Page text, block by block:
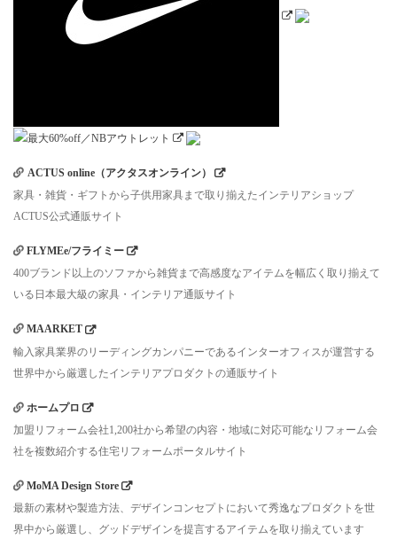
ACTUS online（アクタスオンライン）
家具・雑貨・ギフトから子供用家具まで取り揃えたインテリアショップ
ACTUS公式通販サイト
FLYMEe/フライミー
400ブランド以上のソファから雑貨まで高感度なアイテムを幅広く取り揃えて
いる日本最大級の家具・インテリア通販サイト
MAARKET
輸入家具業界のリーディングカンパニーであるインターオフィスが運営する
世界中から厳選したインテリアプロダクトの通販サイト
ホームプロ
加盟リフォーム会社1,200社から希望の内容・地域に対応可能なリフォーム会
社を複数紹介する住宅リフォームポータルサイト
MoMA Design Store
最新の素材や製造方法、デザインコンセプトにおいて秀逸なプロダクトを世
界中から厳選し、グッドデザインを提言するアイテムを取り揃えています